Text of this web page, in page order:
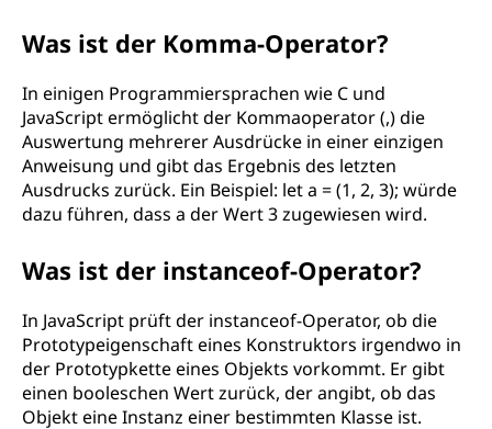
Was ist der Komma-Operator?
In einigen Programmiersprachen wie C und
JavaScript ermöglicht der Kommaoperator (,) die
Auswertung mehrerer Ausdrücke in einer einzigen
Anweisung und gibt das Ergebnis des letzten
Ausdrucks zurück. Ein Beispiel: let a = (1, 2, 3); würde
dazu führen, dass a der Wert 3 zugewiesen wird.
Was ist der instanceof-Operator?
In JavaScript prüft der instanceof-Operator, ob die
Prototypeigenschaft eines Konstruktors irgendwo in
der Prototypkette eines Objekts vorkommt. Er gibt
einen booleschen Wert zurück, der angibt, ob das
Objekt eine Instanz einer bestimmten Klasse ist.